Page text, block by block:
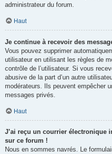
administrateur du forum.
Haut
Je continue à recevoir des
Vous pouvez supprimer
utilisateur en utilisant les règles de
contrôle de l’utilisateur. Si vous
abusive de la part d’un autre
modérateurs. Ils peuvent empêcher
messages privés.
Haut
J’ai reçu un courrier électronique
sur ce forum !
Nous en sommes navrés. Le